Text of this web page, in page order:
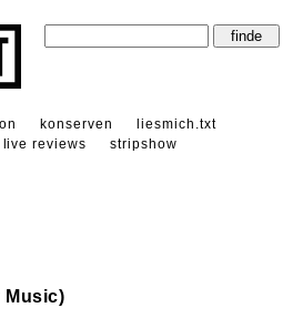
konserven
liesmich.txt
live reviews
stripshow
Music)